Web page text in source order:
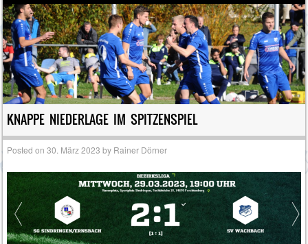
Skip to content
KNAPPE NIEDERLAGE IM SPITZENSPIEL
Posted on30. März 2023 by Rainer Dörner